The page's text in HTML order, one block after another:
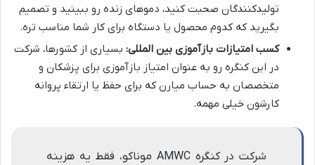
تولیدکنندگان صحبت کنید، دموهای زنده رو ببینید و تصمیم
بگیرید که کدوم محصول یا دستگاه برای کار شما مناسب تره.
کسب امتیازات بازآموزی بین المللی: بسیاری از کشورها، شرکت
در این کنگره رو به عنوان امتیاز بازآموزی برای پزشکان و
متخصصان به حساب میارن که برای حفظ یا ارتقاء پروانه
کارشون خیلی مهمه.
شرکت در کنگره AMWC موناکو، فقط یه هزینه